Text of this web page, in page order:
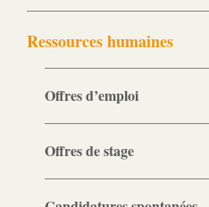
Ressources humaines
Offres d’emploi
Offres de stage